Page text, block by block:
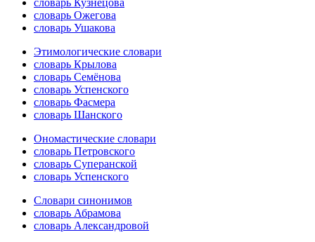
словарь Кузнецова
словарь Ожегова
словарь Ушакова
Этимологические словари
словарь Крылова
словарь Семёнова
словарь Успенского
словарь Фасмера
словарь Шанского
Ономастические словари
словарь Петровского
словарь Суперанской
словарь Успенского
Словари синонимов
словарь Абрамова
словарь Александровой